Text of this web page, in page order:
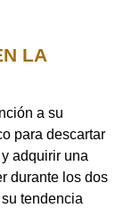
LA
a su
para descartar
adquirir una
durante los dos
tendencia